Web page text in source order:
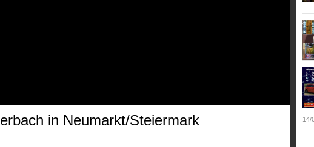
in Neumarkt/Steiermark 14/